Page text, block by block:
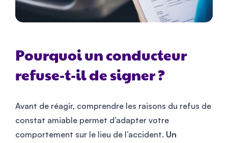
Pourquoi un conducteur
refuse-t-il de signer ?
Avant de réagir, comprendre les raisons du refus de
constat amiable permet d’adapter votre
comportement sur le lieu de l’accident. Un